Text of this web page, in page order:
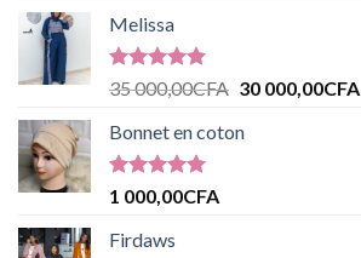
Melissa
Note5.00
35 000,00CFA 30 000,00CFA
Bonnet en coton
Note 5.00
1 000,00CFA
Firdaws